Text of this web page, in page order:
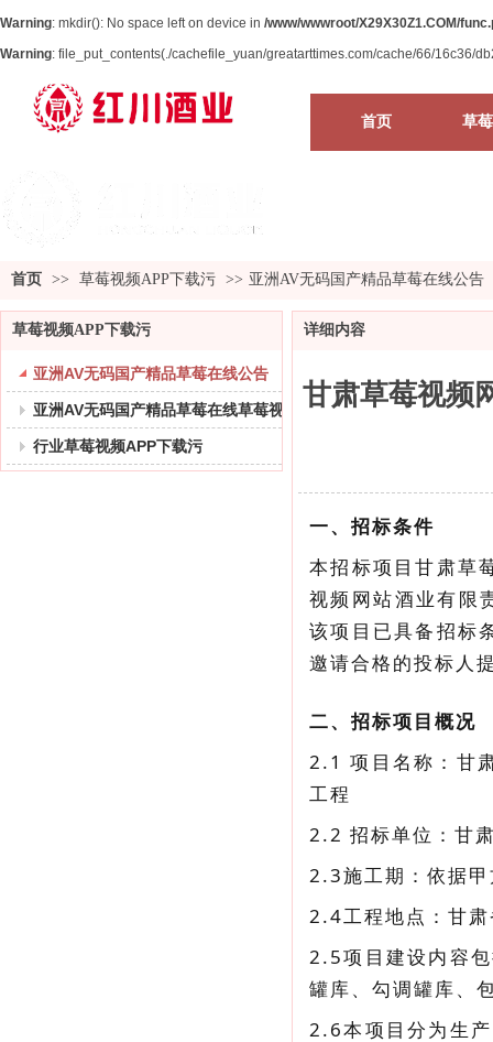
Warning: mkdir(): No space left on device in /www/wwwroot/X29X30Z1.COM/
Warning: file_put_contents(./cachefile_yuan/greatarttimes.com/cache/66/16c36/
首页 草
首页 >> 草莓视频APP下载污 >> 亚洲AV无码国产精品草莓在线公告
草莓视频APP下载污
亚洲AV无码国产精品草莓在线公告
亚洲AV无码国产精品草莓在线草莓视频APP下载污
行业草莓视频APP下载污
详细内容
甘肃草莓视频
一、招标条件
本招标项目甘肃草
视频网站酒业有限
该项目已具备招标
邀请合格的投标人
二、招标项目概况
2.1 项目名称：甘
工程
2.2 招标单位：甘
2.3施工期：依据
2.4工程地点：甘
2.5项目建设内容
罐库、勾调罐库、
2.6本项目分为生